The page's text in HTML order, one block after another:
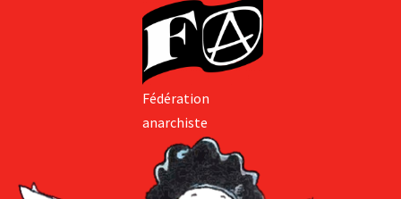
Fédération
anarchiste